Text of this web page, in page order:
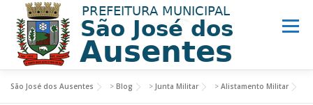
Menu
São José dos Ausentes > Blog > Junta Militar > Alistamento Militar